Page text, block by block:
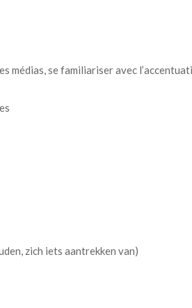
médias, se familiariser avec
zich iets aantrekken van)